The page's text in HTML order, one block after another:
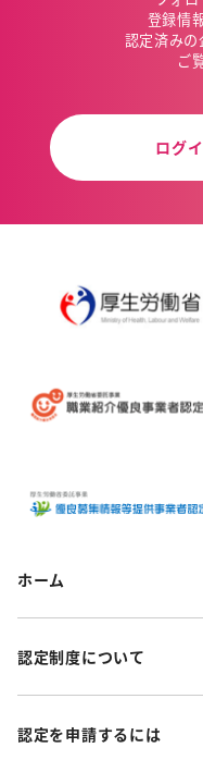
登録情
認定済み
ご
ログ
ホーム
認定制度について
認定を申請するには